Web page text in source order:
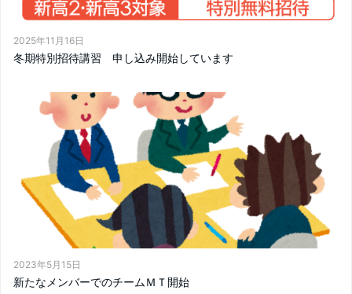
2025年11月16日
冬期特別招待講習 申し込み開始しています
2023年5月15日
新たなメンバーでのチームＭＴ開始